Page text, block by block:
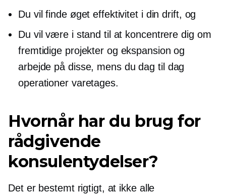
Du vil finde øget effektivitet i din drift, og
Du vil være i stand til at koncentrere dig om
fremtidige projekter og ekspansion og
arbejde på disse, mens dudag til dag
operationer varetages.
Hvornår har du brug for
rådgivende
konsulentydelser?
Det er bestemt rigtigt, at ikke alle